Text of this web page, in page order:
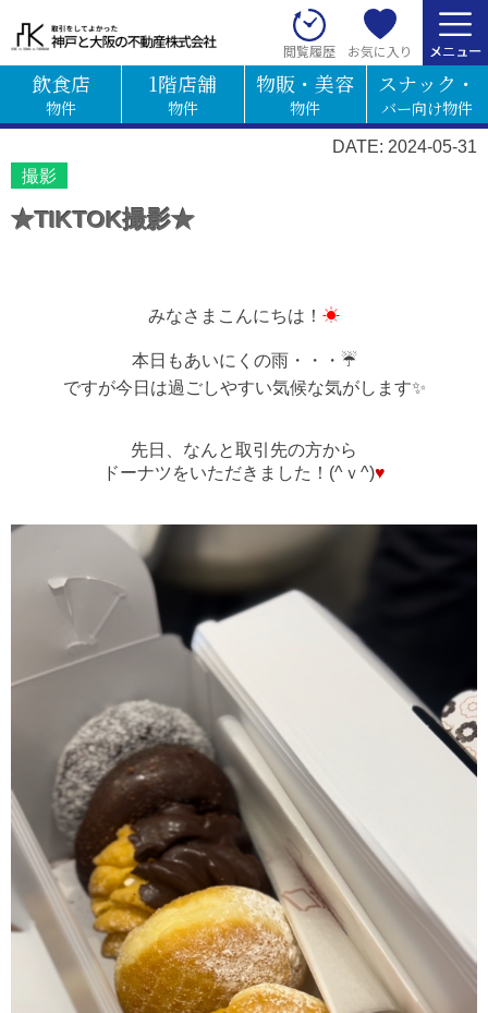
閲覧履歴 お気に入り
飲食店
物件
1階店舗
物件
物販・美容
物件
スナック・
バー向け物件
DATE: 2024-05-31
撮影
★TIKTOK撮影★
みなさまこんにちは！ ☀
本日もあいにくの雨・・・☔
ですが今日は過ごしやすい気候な気がします✨
先日、なんと取引先の方から
ドーナツをいただきました！(^ｖ^)♥